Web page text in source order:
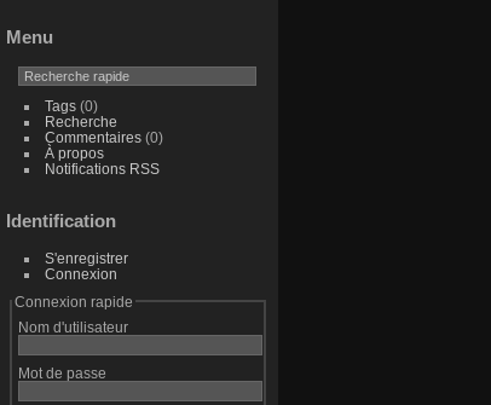
Menu
Tags(0)
Recherche
Commentaires(0)
À propos
Notifications RSS
Identification
S'enregistrer
Connexion
Connexion rapide
Nom d'utilisateur
Mot de passe